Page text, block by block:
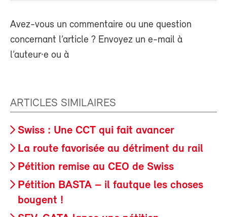
Avez-vous un commentaire ou une question
concernant l’article ? Envoyez un e-mail à
l’auteur·e ou à
ARTICLES SIMILAIRES
Swiss : Une CCT qui fait avancer
La route favorisée au détriment du rail
Pétition remise au CEO de Swiss
Pétition BASTA – il fautque les choses
bougent !